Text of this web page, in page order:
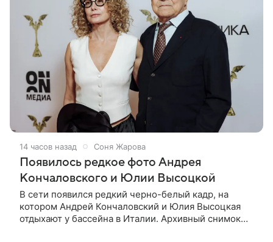
14 часов назад Соня Жарова
Появилось редкое фото Андрея
Кончаловского и Юлии Высоцкой
В сети появился редкий черно-белый кадр, на
котором Андрей Кончаловский и Юлия Высоцкая
отдыхают у бассейна в Италии. Архивный снимок